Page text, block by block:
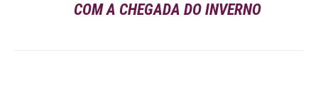
COM A CHEGADA DO INVERNO